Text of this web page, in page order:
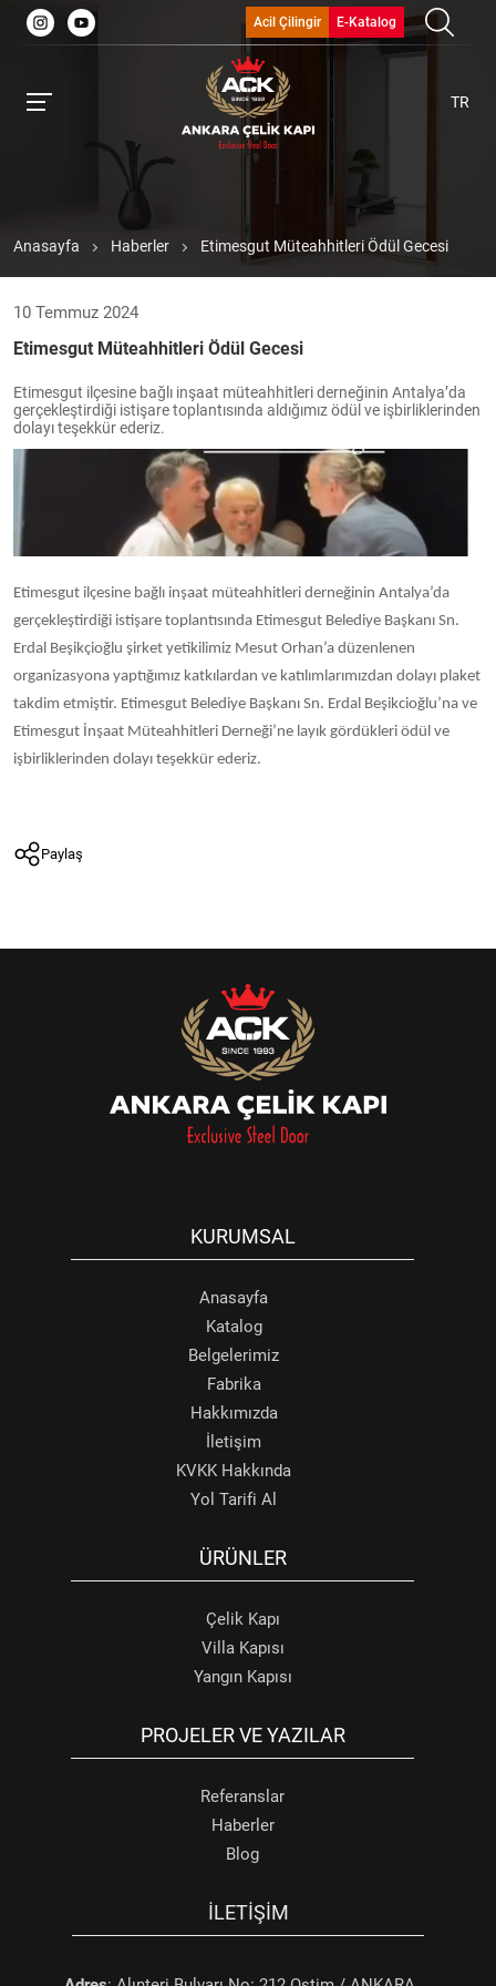
Acil Çilingir E-Katalog
TR
Anasayfa Haberler Etimesgut Müteahhitleri Ödül Gecesi
10 Temmuz 2024
Etimesgut Müteahhitleri Ödül Gecesi
Etimesgut ilçesine bağlı inşaat müteahhitleri derneğinin Antalya’da
gerçekleştirdiği istişare toplantısında aldığımız ödül ve işbirliklerinden
dolayı teşekkür ederiz.
Etimesgut ilçesine bağlı inşaat müteahhitleri derneğinin Antalya’da
gerçekleştirdiği istişare toplantısında Etimesgut Belediye Başkanı Sn.
Erdal Beşikçioğlu şirket yetikilimiz Mesut Orhan’a düzenlenen
organizasyona yaptığımız katkılardan ve katılımlarımızdan dolayı plaket
takdim etmiştir. Etimesgut Belediye Başkanı Sn. Erdal Beşikcioğlu’na ve
Etimesgut İnşaat Müteahhitleri Derneği’ne layık gördükleri ödül ve
işbirliklerinden dolayı teşekkür ederiz.
Paylaş
KURUMSAL
Anasayfa
Katalog
Belgelerimiz
Fabrika
Hakkımızda
İletişim
KVKK Hakkında
Yol Tarifi Al
ÜRÜNLER
Çelik Kapı
Villa Kapısı
Yangın Kapısı
PROJELER VE YAZILAR
Referanslar
Haberler
Blog
İLETIŞIM